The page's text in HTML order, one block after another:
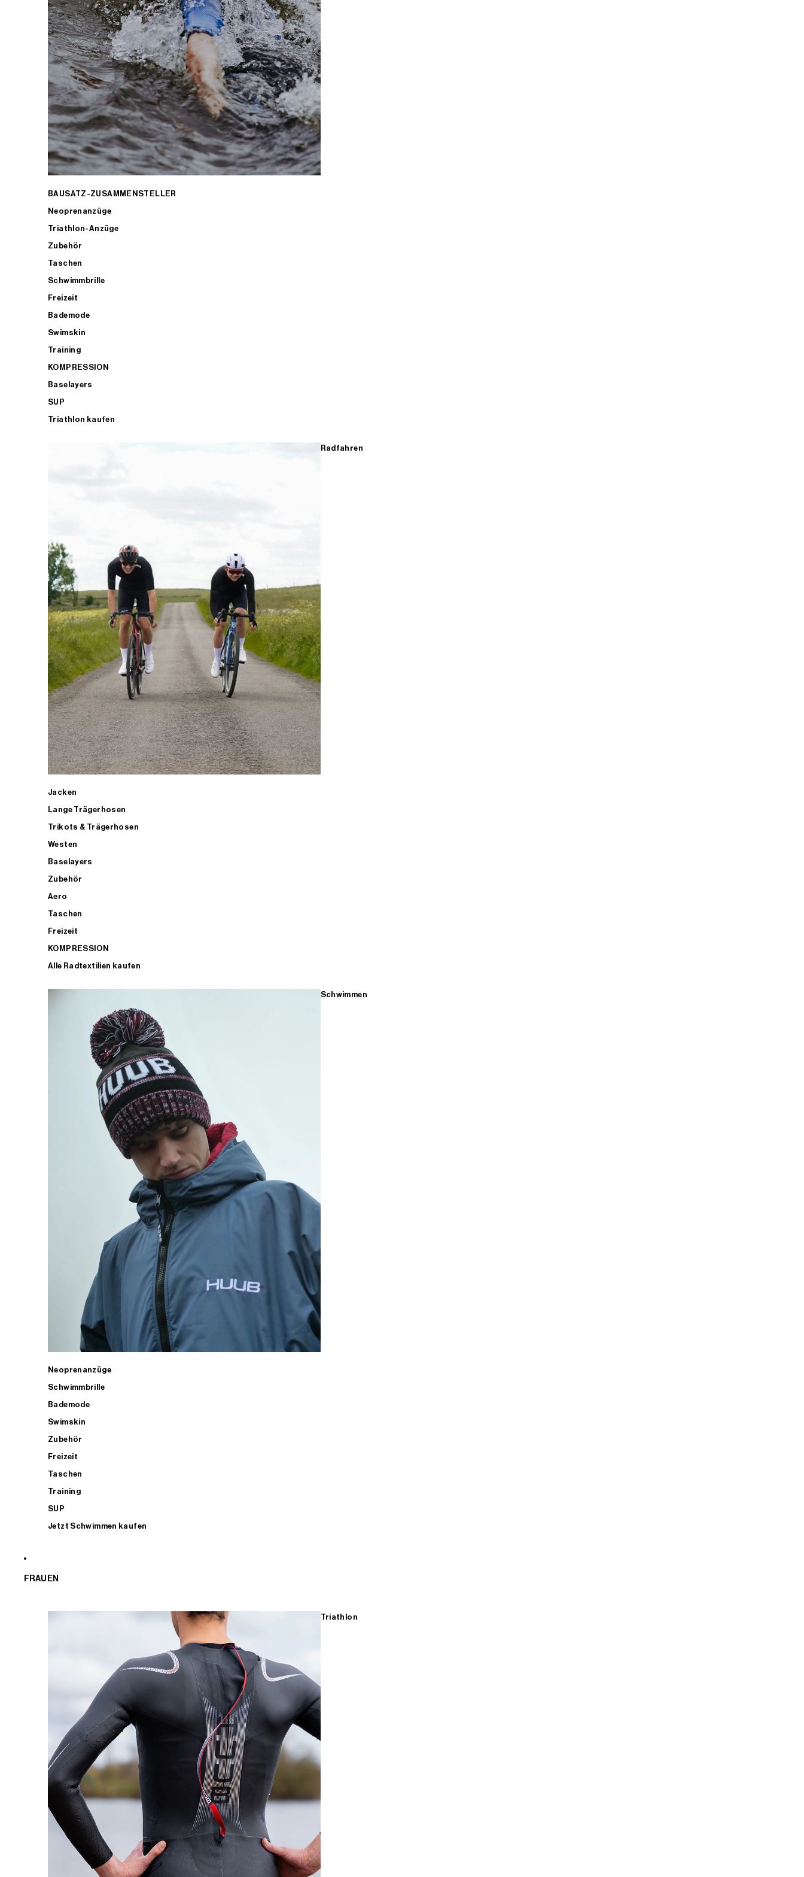
BAUSATZ-ZUSAMMENSTELLER
Neoprenanzüge
Triathlon-Anzüge
Zubehör
Taschen
Schwimmbrille
Freizeit
Bademode
Swimskin
Training
KOMPRESSION
Baselayers
SUP
Triathlon kaufen
Radfahren
Jacken
Lange Trägerhosen
Trikots & Trägerhosen
Westen
Baselayers
Zubehör
Aero
Taschen
Freizeit
KOMPRESSION
Alle Radtextilien kaufen
Schwimmen
Neoprenanzüge
Schwimmbrille
Bademode
Swimskin
Zubehör
Freizeit
Taschen
Training
SUP
Jetzt Schwimmen kaufen
FRAUEN
Triathlon